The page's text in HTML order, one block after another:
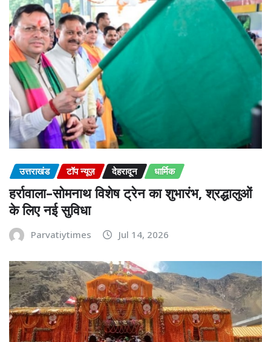
उत्तराखंड टॉप न्यूज़ देहरादून धार्मिक
हर्रावाला–सोमनाथ विशेष ट्रेन का शुभारंभ, श्रद्धालुओं
के लिए नई सुविधा
Parvatiytimes Jul 14, 2026